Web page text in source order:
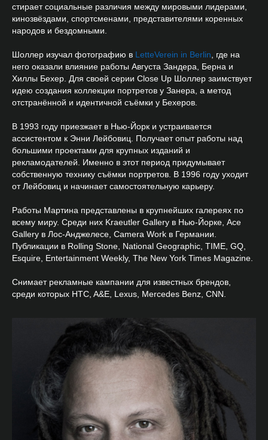
стирает социальные различия между мировыми лидерами,
кинозвёздами, спортсменами, представителями коренных
народов и бездомными.
Шоллер изучал фотографию в LetteVerein in Berlin, где на
него оказали влияние работы Августа Зандера, Берна и
Хиллы Бехер. Для своей серии Close Up Шоллер заимствует
идею создания коллекции портретов у Занера, а метод
отстранённой и идентичной съёмки у Бехеров.
В 1993 году приезжает в Нью-Йорк и устраивается
ассистентом к Энни Лейбовиц. Получает опыт работы над
большими проектами для крупных изданий и
рекламодателей. Именно в этот период придумывает
собственную технику съёмки портретов. В 1996 году уходит
от Лейбовиц и начинает самостоятельную карьеру.
Работы Мартина представлены в крупнейших галереях по
всему миру. Среди них Kraeutler Gallery в Нью-Йорке, Ace
Gallery в Лос-Анджелесе, Camera Work в Германии.
Публикации в Rolling Stone, National Geographic, TIME, GQ,
Esquire, Entertainment Weekly, The New York Times Magazine.
Снимает рекламные кампании для известных брендов,
среди которых HTC, A&E, Lexus, Mercedes Benz, CNN.